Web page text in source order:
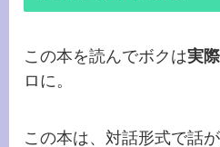
この本を読んでボクは実際
ロに。
この本は、対話形式で話が